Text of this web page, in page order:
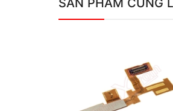
SẢN PHẨM CÙNG